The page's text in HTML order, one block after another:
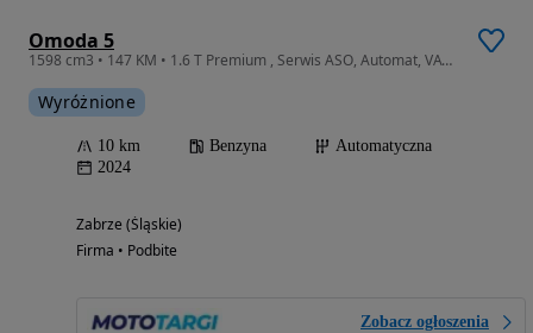
Omoda 5
1598 cm3 • 147 KM • 1.6 T Premium , Serwis ASO, Automat, VAT 23%, Skóra, Klimatronic,
Wyróżnione
10 km Benzyna
Automatyczna
2024
Zabrze (Śląskie)
Firma • Podbite
Zobacz ogłoszenia